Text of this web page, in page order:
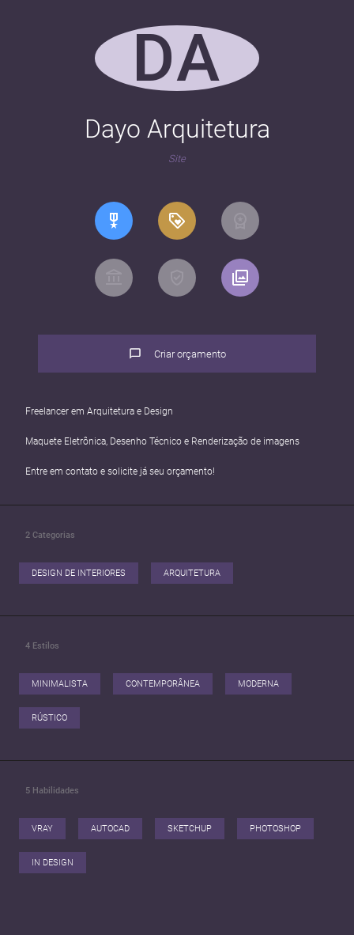
DA
Dayo Arquitetura
Site
Criar orçamento
Freelancer em Arquitetura e Design
Maquete Eletrônica, Desenho Técnico e Renderização de imagens
Entre em contato e solicite já seu orçamento!
2 Categorias
DESIGN DE INTERIORES ARQUITETURA
4 Estilos
MINIMALISTA CONTEMPORÂNEA MODERNA
RÚSTICO
5 Habilidades
VRAY AUTOCAD SKETCHUP PHOTOSHOP
IN DESIGN